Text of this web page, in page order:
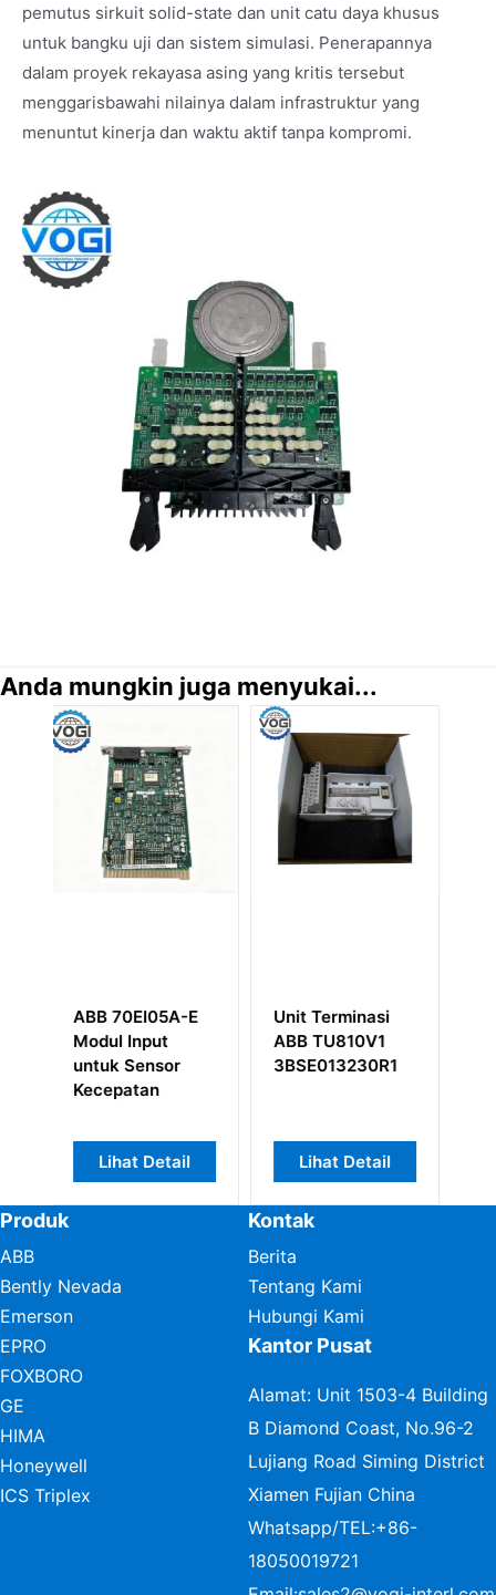
pemutus sirkuit solid-state dan unit catu daya khusus
untuk bangku uji dan sistem simulasi. Penerapannya
dalam proyek rekayasa asing yang kritis tersebut
menggarisbawahi nilainya dalam infrastruktur yang
menuntut kinerja dan waktu aktif tanpa kompromi.
Anda mungkin juga menyukai...
Terminasi
TU810V1
Lihat Detail
ABB CI541V1
3BSE014666R1
Lihat Detail
Catu Daya
Produk
ABB
Bently Nevada
Emerson
EPRO
FOXBORO
GE
HIMA
Honeywell
ICS Triplex
Kontak
Berita
Tentang Kami
Hubungi Kami
Kantor Pusat
Alamat: Unit 1503-4 Building
B Diamond Coast, No.96-2
Lujiang Road Siming District
Xiamen Fujian China
Whatsapp/TEL:+86-
18050019721